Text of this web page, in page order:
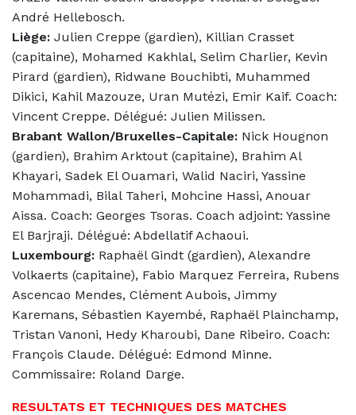
André Hellebosch.
Liège: Julien Creppe (gardien), Killian Crasset
(capitaine), Mohamed Kakhlal, Selim Charlier, Kevin
Pirard (gardien), Ridwane Bouchibti, Muhammed
Dikici, Kahil Mazouze, Uran Mutézi, Emir Kaif. Coach:
Vincent Creppe. Délégué: Julien Milissen.
Brabant Wallon/Bruxelles-Capitale: Nick Hougnon
(gardien), Brahim Arktout (capitaine), Brahim Al
Khayari, Sadek El Ouamari, Walid Naciri, Yassine
Mohammadi, Bilal Taheri, Mohcine Hassi, Anouar
Aissa. Coach: Georges Tsoras. Coach adjoint: Yassine
El Barjraji. Délégué: Abdellatif Achaoui.
Luxembourg: Raphaël Gindt (gardien), Alexandre
Volkaerts (capitaine), Fabio Marquez Ferreira, Rubens
Ascencao Mendes, Clément Aubois, Jimmy
Karemans, Sébastien Kayembé, Raphaël Plainchamp,
Tristan Vanoni, Hedy Kharoubi, Dane Ribeiro. Coach:
François Claude. Délégué: Edmond Minne.
Commissaire: Roland Darge.
RESULTATS ET TECHNIQUES DES MATCHES